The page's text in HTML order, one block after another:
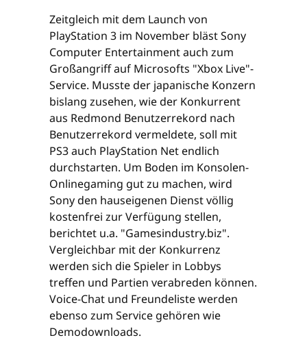
Zeitgleich mit dem Launch von
PlayStation 3 im November bläst Sony
Computer Entertainment auch zum
Großangriff auf Microsofts "Xbox Live"-
Service. Musste der japanische Konzern
bislang zusehen, wie der Konkurrent
aus Redmond Benutzerrekord nach
Benutzerrekord vermeldete, soll mit
PS3 auch PlayStation Net endlich
durchstarten. Um Boden im Konsolen-
Onlinegaming gut zu machen, wird
Sony den hauseigenen Dienst völlig
kostenfrei zur Verfügung stellen,
berichtet u.a. "Gamesindustry.biz".
Vergleichbar mit der Konkurrenz
werden sich die Spieler in Lobbys
treffen und Partien verabreden können.
Voice-Chat und Freundeliste werden
ebenso zum Service gehören wie
Demodownloads.